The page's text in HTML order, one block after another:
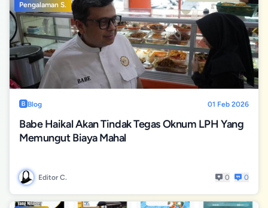
Pengalaman S.
Blog 01 Feb 2026
Babe Haikal Akan Tindak Tegas Oknum LPH Yang
Memungut Biaya Mahal
Editor C. 0 0